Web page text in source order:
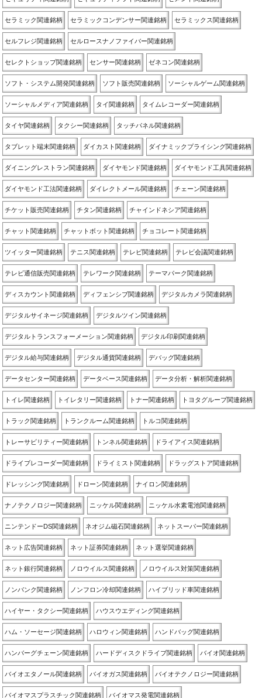
セラミック関連銘柄 セラミックコンデンサー関連銘柄 セラミックス関連銘柄
セルフレジ関連銘柄 セルロースナノファイバー関連銘柄
セレクトショップ関連銘柄 センサー関連銘柄 ゼネコン関連銘柄
ソフト・システム開発関連銘柄 ソフト販売関連銘柄 ソーシャルゲーム関連銘柄
ソーシャルメディア関連銘柄 タイ関連銘柄 タイムレコーダー関連銘柄
タイヤ関連銘柄 タクシー関連銘柄 タッチパネル関連銘柄
タブレット端末関連銘柄 ダイカスト関連銘柄 ダイナミックプライシング関連銘柄
ダイニングレストラン関連銘柄 ダイヤモンド関連銘柄 ダイヤモンド工具関連銘柄
ダイヤモンド工法関連銘柄 ダイレクトメール関連銘柄 チェーン関連銘柄
チケット販売関連銘柄 チタン関連銘柄 チャインドネシア関連銘柄
チャット関連銘柄 チャットボット関連銘柄 チョコレート関連銘柄
ツイッター関連銘柄 テニス関連銘柄 テレビ関連銘柄 テレビ会議関連銘柄
テレビ通信販売関連銘柄 テレワーク関連銘柄 テーマパーク関連銘柄
ディスカウント関連銘柄 ディフェンシブ関連銘柄 デジタルカメラ関連銘柄
デジタルサイネージ関連銘柄 デジタルツイン関連銘柄
デジタルトランスフォーメーション関連銘柄 デジタル印刷関連銘柄
デジタル給与関連銘柄 デジタル通貨関連銘柄 デバッグ関連銘柄
データセンター関連銘柄 データベース関連銘柄 データ分析・解析関連銘柄
トイレ関連銘柄 トイレタリー関連銘柄 トナー関連銘柄 トヨタグループ関連銘柄
トラック関連銘柄 トランクルーム関連銘柄 トルコ関連銘柄
トレーサビリティー関連銘柄 トンネル関連銘柄 ドライアイス関連銘柄
ドライブレコーダー関連銘柄 ドライミスト関連銘柄 ドラッグストア関連銘柄
ドレッシング関連銘柄 ドローン関連銘柄 ナイロン関連銘柄
ナノテクノロジー関連銘柄 ニッケル関連銘柄 ニッケル水素電池関連銘柄
ニンテンドーDS関連銘柄 ネオジム磁石関連銘柄 ネットスーパー関連銘柄
ネット広告関連銘柄 ネット証券関連銘柄 ネット選挙関連銘柄
ネット銀行関連銘柄 ノロウイルス関連銘柄 ノロウイルス対策関連銘柄
ノンバンク関連銘柄 ノンフロン冷却関連銘柄 ハイブリッド車関連銘柄
ハイヤー・タクシー関連銘柄 ハウスウエディング関連銘柄
ハム・ソーセージ関連銘柄 ハロウィン関連銘柄 ハンドバッグ関連銘柄
ハンバーグチェーン関連銘柄 ハードディスクドライブ関連銘柄 バイオ関連銘柄
バイオエタノール関連銘柄 バイオガス関連銘柄 バイオテクノロジー関連銘柄
バイオマスプラスチック関連銘柄 バイオマス発電関連銘柄